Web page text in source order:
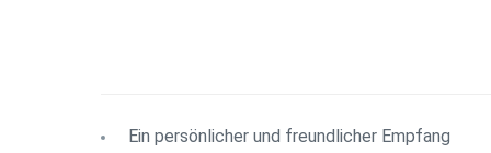
Ein persönlicher und freundlicher Empfang